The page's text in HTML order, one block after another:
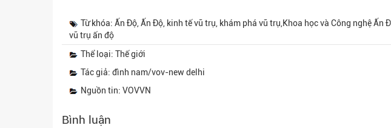
Từ khóa: Ấn Độ, Ấn Độ, kinh tế vũ trụ, khám phá vũ trụ,Khoa học và Công nghệ Ấn
vũ trụ ấn độ
Thể loại: Thế giới
Tác giả: đình nam/vov-new delhi
Nguồn tin: VOVVN
Bình luận